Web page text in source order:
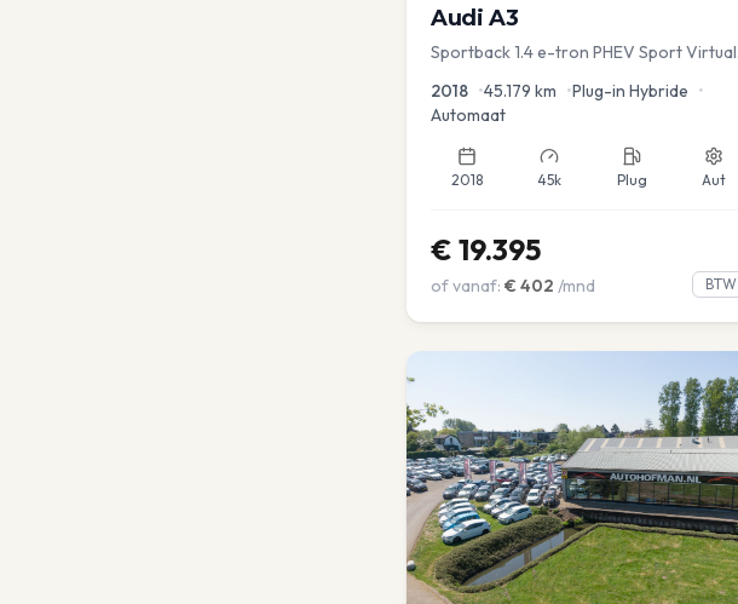
Audi A3
Sportback 1.4 e-tron PHEV Sport Virtual
2018 •45.179 km •Plug-in Hybride •
Automaat
2018 45k Plug Aut
€ 19.395
of vanaf: € 402 /mnd BTW